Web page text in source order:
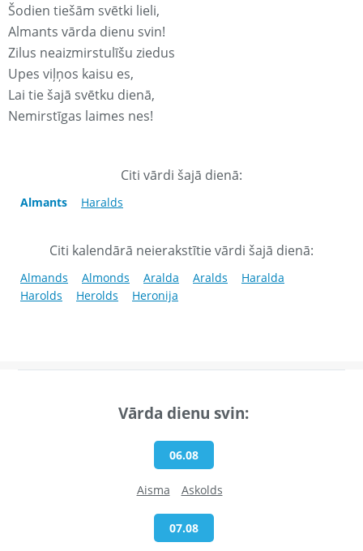
Šodien tiešām svētki lieli,
Almants vārda dienu svin!
Zilus neaizmirstulīšu ziedus
Upes viļņos kaisu es,
Lai tie šajā svētku dienā,
Nemirstīgas laimes nes!
Citi vārdi šajā dienā:
Almants Haralds
Citi kalendārā neierakstītie vārdi šajā dienā:
Almands Almonds Aralda Aralds
Haralda
Harolds
Herolds Heronija
Vārda dienu svin:
06.08
Aisma Askolds
07.08